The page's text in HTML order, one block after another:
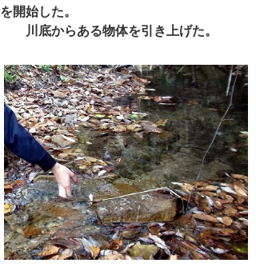
を開始した。
川底からある物体を引き上げた。